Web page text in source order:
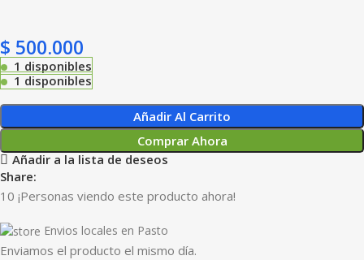
$ 500.000
1 disponibles
1 disponibles
Añadir Al Carrito
Comprar Ahora
Añadir a la lista de deseos
Share:
10 ¡Personas viendo este producto ahora!
Envios locales en Pasto
Enviamos el producto el mismo día.